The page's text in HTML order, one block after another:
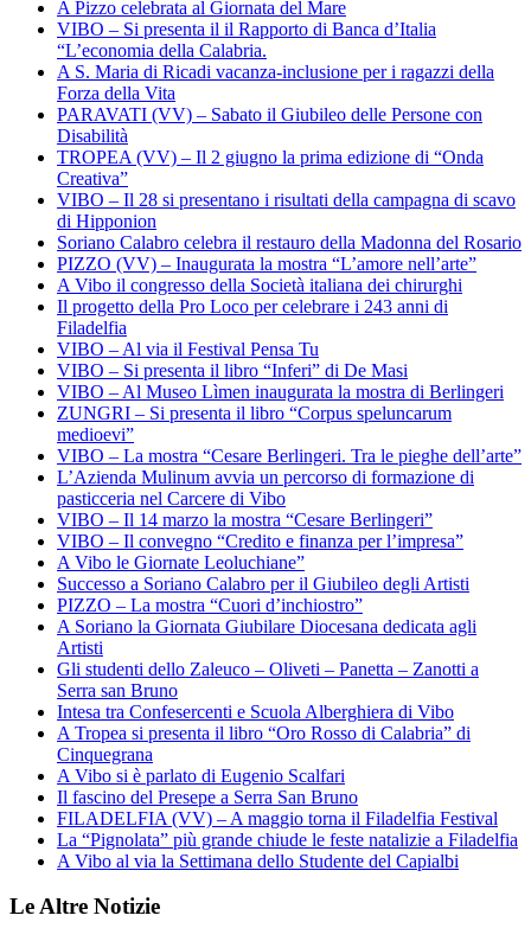
A Pizzo celebrata al Giornata del Mare
VIBO – Si presenta il il Rapporto di Banca d’Italia
“L’economia della Calabria.
A S. Maria di Ricadi vacanza-inclusione per i ragazzi della
Forza della Vita
PARAVATI (VV) – Sabato il Giubileo delle Persone con
Disabilità
TROPEA (VV) – Il 2 giugno la prima edizione di “Onda
Creativa”
VIBO – Il 28 si presentano i risultati della campagna di scavo
di Hipponion
Soriano Calabro celebra il restauro della Madonna del Rosario
PIZZO (VV) – Inaugurata la mostra “L’amore nell’arte”
A Vibo il congresso della Società italiana dei chirurghi
Il progetto della Pro Loco per celebrare i 243 anni di
Filadelfia
VIBO – Al via il Festival Pensa Tu
VIBO – Si presenta il libro “Inferi” di De Masi
VIBO – Al Museo Lìmen inaugurata la mostra di Berlingeri
ZUNGRI – Si presenta il libro “Corpus speluncarum
medioevi”
VIBO – La mostra “Cesare Berlingeri. Tra le pieghe dell’arte”
L’Azienda Mulinum avvia un percorso di formazione di
pasticceria nel Carcere di Vibo
VIBO – Il 14 marzo la mostra “Cesare Berlingeri”
VIBO – Il convegno “Credito e finanza per l’impresa”
A Vibo le Giornate Leoluchiane”
Successo a Soriano Calabro per il Giubileo degli Artisti
PIZZO – La mostra “Cuori d’inchiostro”
A Soriano la Giornata Giubilare Diocesana dedicata agli
Artisti
Gli studenti dello Zaleuco – Oliveti – Panetta – Zanotti a
Serra san Bruno
Intesa tra Confesercenti e Scuola Alberghiera di Vibo
A Tropea si presenta il libro “Oro Rosso di Calabria” di
Cinquegrana
A Vibo si è parlato di Eugenio Scalfari
Il fascino del Presepe a Serra San Bruno
FILADELFIA (VV) – A maggio torna il Filadelfia Festival
La “Pignolata” più grande chiude le feste natalizie a Filadelfia
A Vibo al via la Settimana dello Studente del Capialbi
Le Altre Notizie